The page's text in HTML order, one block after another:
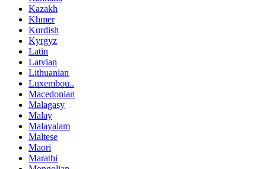
Kazakh
Khmer
Kurdish
Kyrgyz
Latin
Latvian
Lithuanian
Luxembou..
Macedonian
Malagasy
Malay
Malayalam
Maltese
Maori
Marathi